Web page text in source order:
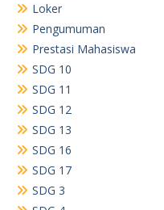
Loker
Pengumuman
Prestasi Mahasiswa
SDG 10
SDG 11
SDG 12
SDG 13
SDG 16
SDG 17
SDG 3